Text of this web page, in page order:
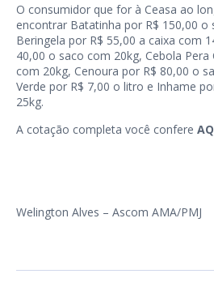
O consumidor que for à Ceasa ao
encontrar Batatinha por R$ 150,00 o
Beringela por R$ 55,00 a caixa com
40,00 o saco com 20kg, Cebola Pera
com 20kg, Cenoura por R$ 80,00 o
Verde por R$ 7,00 o litro e Inhame
25kg.
A cotação completa você confere
Welington Alves – Ascom AMA/PMJ